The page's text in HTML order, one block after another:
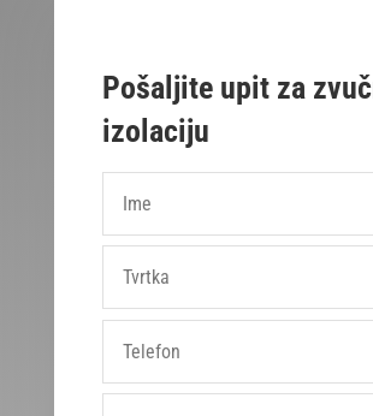
Pošaljite upit za
izolaciju